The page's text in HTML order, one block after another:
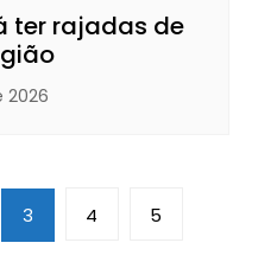
ter rajadas de
2026
3 4 5